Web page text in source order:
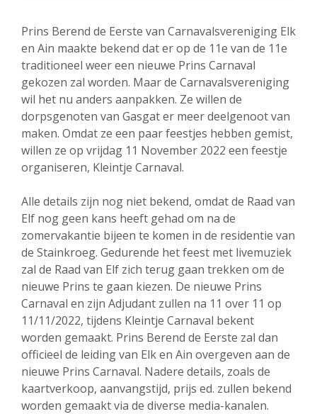
Prins Berend de Eerste van Carnavalsvereniging Elk
en Ain maakte bekend dat er op de 11e van de 11e
traditioneel weer een nieuwe Prins Carnaval
gekozen zal worden. Maar de Carnavalsvereniging
wil het nu anders aanpakken. Ze willen de
dorpsgenoten van Gasgat er meer deelgenoot van
maken. Omdat ze een paar feestjes hebben gemist,
willen ze op vrijdag 11 November 2022 een feestje
organiseren, Kleintje Carnaval.
Alle details zijn nog niet bekend, omdat de Raad van
Elf nog geen kans heeft gehad om na de
zomervakantie bijeen te komen in de residentie van
de Stainkroeg. Gedurende het feest met livemuziek
zal de Raad van Elf zich terug gaan trekken om de
nieuwe Prins te gaan kiezen. De nieuwe Prins
Carnaval en zijn Adjudant zullen na 11 over 11 op
11/11/2022, tijdens Kleintje Carnaval bekent
worden gemaakt. Prins Berend de Eerste zal dan
officieel de leiding van Elk en Ain overgeven aan de
nieuwe Prins Carnaval. Nadere details, zoals de
kaartverkoop, aanvangstijd, prijs ed. zullen bekend
worden gemaakt via de diverse media-kanalen.